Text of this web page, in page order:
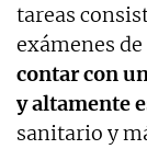
tareas
exámenes
contar con
y altamente
sanitario y